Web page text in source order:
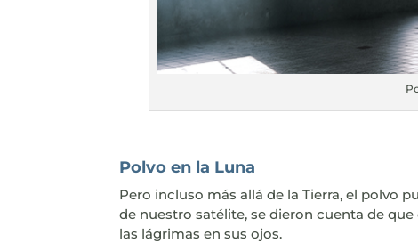
Polvo en la Luna
Pero incluso más allá de la Tierra, el polvo
de nuestro satélite, se dieron cuenta de
las lágrimas en sus ojos.